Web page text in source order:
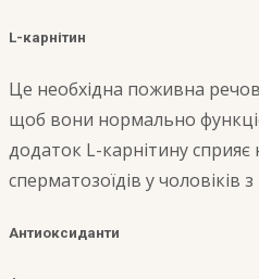
L-карнітин
Це необхідна поживна
щоб вони нормально
додаток L-карнітину сприяє
сперматозоїдів у чоловіків
Антиоксиданти